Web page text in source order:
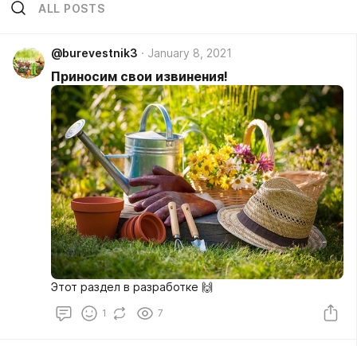
ALL POSTS
@burevestnik3 January 8, 2021
Приносим свои извинения!
Этот раздел в разработке 🙌
1 7